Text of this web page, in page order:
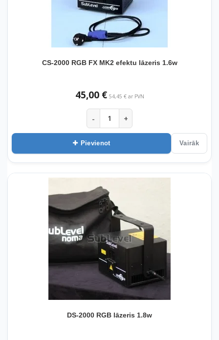
CS-2000 RGB FX MK2 efektu lāzeris 1.6w
45,00 € 54,45 € ar PVN
- +
Pievienot Vairāk
DS-2000 RGB lāzeris 1.8w